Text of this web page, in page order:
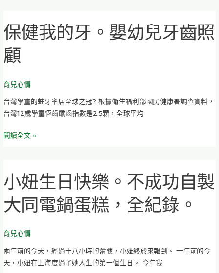
毛
毛
蟲
疊
樂
保健我的牙。嬰幼兒牙齒照
顧
育兒心情
台灣學童的蛀牙率居全球之冠? 根據衛生福利部國民健康署調查資料，
台灣12歲學童恆齒齲齒指數是2.5顆，全球平均
保
健
我
的
嬰
幼
兒
齒
閱讀全文 »
小妞生日快樂。不成功自製
大同電鍋蛋糕，全紀錄。
育兒心情
兩年前的今天，經過十八小時的奮戰，小妞終於來報到。 一年前的今
天，小妞在上海度過了她人生的第一個生日。 今年我
小
妞
日
樂。
不
成